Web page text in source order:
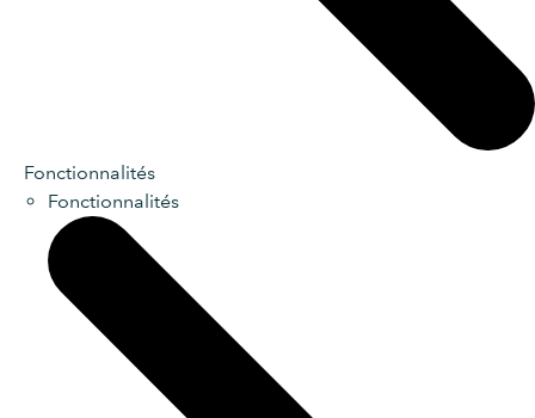
Fonctionnalités
Fonctionnalités